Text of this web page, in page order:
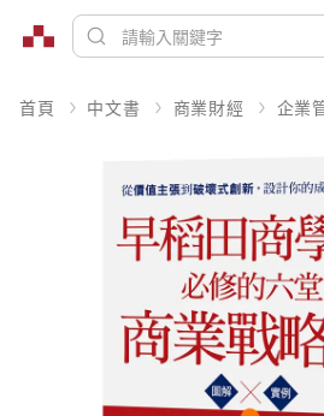
首頁 中文書 商業財經 企業